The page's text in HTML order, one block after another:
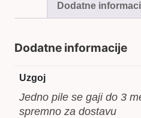
Dodatne
Dodatne informacije
Uzgoj
Jedno pile se gaji do 3
spremno za dostavu